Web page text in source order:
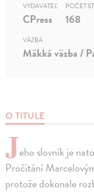
O TITULE
Jeho slovník je
Pročítání
protože dokonale
VYDAVATEĽ
CPress
POČET
168
VÄZBA
Mäkká väzba /